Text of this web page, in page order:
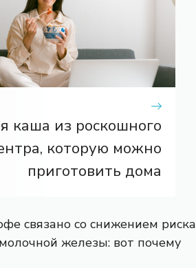
каша из роскошного
которую можно
приготовить дома